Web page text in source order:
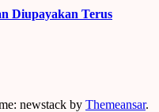
Diupayakan Terus
newstack by Themeansar.